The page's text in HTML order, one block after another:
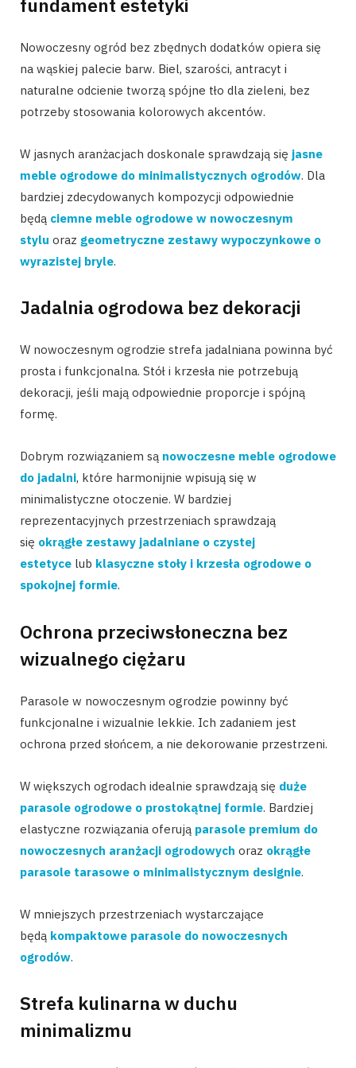
Nowoczesny ogród bez zbędnych dodatków opiera się
na wąskiej palecie barw. Biel, szarości, antracyt i
naturalne odcienie tworzą spójne tło dla zieleni, bez
potrzeby stosowania kolorowych akcentów.
W jasnych aranżacjach doskonale sprawdzają się jasne
meble ogrodowe do minimalistycznych ogrodów. Dla
bardziej zdecydowanych kompozycji odpowiednie
będą ciemne meble ogrodowe w nowoczesnym
stylu oraz geometryczne zestawy wypoczynkowe o
wyrazistej bryle.
Jadalnia ogrodowa bez dekoracji
W nowoczesnym ogrodzie strefa jadalniana powinna być
prosta i funkcjonalna. Stół i krzesła nie potrzebują
dekoracji, jeśli mają odpowiednie proporcje i spójną
formę.
Dobrym rozwiązaniem są nowoczesne meble ogrodowe
do jadalni, które harmonijnie wpisują się w
minimalistyczne otoczenie. W bardziej
reprezentacyjnych przestrzeniach sprawdzają
się okrągłe zestawy jadalniane o czystej
estetyce lub klasyczne stoły i krzesła ogrodowe o
spokojnej formie.
Ochrona przeciwsłoneczna bez
wizualnego ciężaru
Parasole w nowoczesnym ogrodzie powinny być
funkcjonalne i wizualnie lekkie. Ich zadaniem jest
ochrona przed słońcem, a nie dekorowanie przestrzeni.
W większych ogrodach idealnie sprawdzają się duże
parasole ogrodowe o prostokątnej formie. Bardziej
elastyczne rozwiązania oferują parasole premium do
nowoczesnych aranżacji ogrodowych oraz okrągłe
parasole tarasowe o minimalistycznym designie.
W mniejszych przestrzeniach wystarczające
będą kompaktowe parasole do nowoczesnych
ogrodów.
Strefa kulinarna w duchu
minimalizmu